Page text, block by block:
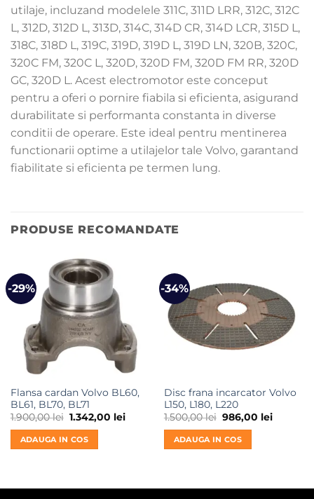
utilaje, incluzand modelele 311C, 311D LRR, 312C, 312C
L, 312D, 312D L, 313D, 314C, 314D CR, 314D LCR, 315D L,
318C, 318D L, 319C, 319D, 319D L, 319D LN, 320B, 320C,
320C FM, 320C L, 320D, 320D FM, 320D FM RR, 320D
GC, 320D L. Acest electromotor este conceput
pentru a oferi o pornire fiabila si eficienta, asigurand
durabilitate si performanta constanta in diverse
conditii de operare. Este ideal pentru mentinerea
functionarii optime a utilajelor tale Volvo, garantand
fiabilitate si eficienta pe termen lung.
PRODUSE RECOMANDATE
-29%
Flansa cardan Volvo BL60,
BL61, BL70, BL71
1.900,00lei Prețul
inițial
a
fost:
1.900,00 lei.
1.342,00 leiPrețul
1.342,00 lei.
ADAUGA IN COS
-34%
Disc frana incarcator Volvo
L150, L180, L220
1.500,00lei Prețul
inițial
a
fost:
1.500,00 lei.
986,00 leiPrețul
ADAUGA IN COS